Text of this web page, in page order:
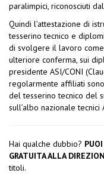
paralimpici, riconosciuti
Quindi l’attestazione di
tesserino tecnico e
di svolgere il lavoro
ulteriore conferma, sui
presidente ASI/CONI
regolarmente affiliati sono
del tesserino tecnico del
sull’albo nazionale tecnici
Hai qualche dubbio?
GRATUITA ALLA
titoli.